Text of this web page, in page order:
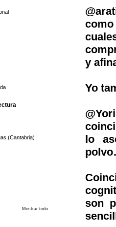
y
Yo
lo
son
(Cantabria)
Mostrar todo